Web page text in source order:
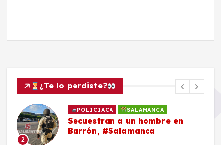
¿Te lo perdiste?
2
POLICIACA SALAMANCA
Secuestran a un hombre en
Barrón, #Salamanca